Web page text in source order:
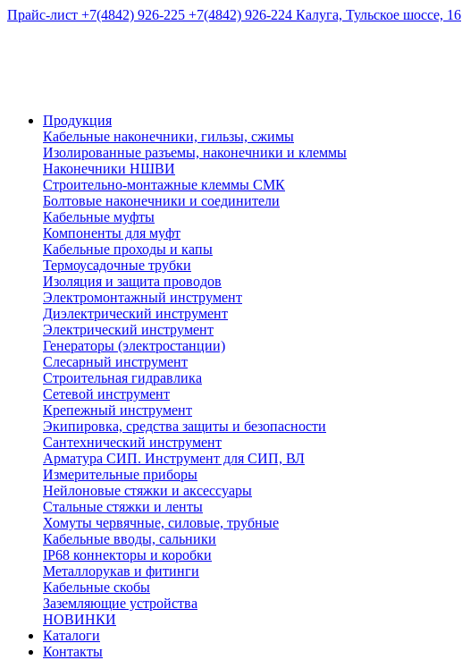
Прайс-лист +7(4842) 926-225 +7(4842) 926-224 Калуга, Тульское шоссе, 16
Продукция
Кабельные наконечники, гильзы, сжимы
Изолированные разъемы, наконечники и клеммы
Наконечники НШВИ
Строительно-монтажные клеммы СМК
Болтовые наконечники и соединители
Кабельные муфты
Компоненты для муфт
Кабельные проходы и капы
Термоусадочные трубки
Изоляция и защита проводов
Электромонтажный инструмент
Диэлектрический инструмент
Электрический инструмент
Генераторы (электростанции)
Слесарный инструмент
Строительная гидравлика
Сетевой инструмент
Крепежный инструмент
Экипировка, средства защиты и безопасности
Сантехнический инструмент
Арматура СИП. Инструмент для СИП, ВЛ
Измерительные приборы
Нейлоновые стяжки и аксессуары
Стальные стяжки и ленты
Хомуты червячные, силовые, трубные
Кабельные вводы, сальники
IP68 коннекторы и коробки
Металлорукав и фитинги
Кабельные скобы
Заземляющие устройства
НОВИНКИ
Каталоги
Контакты